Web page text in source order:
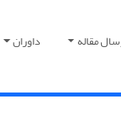
مقاله داوران